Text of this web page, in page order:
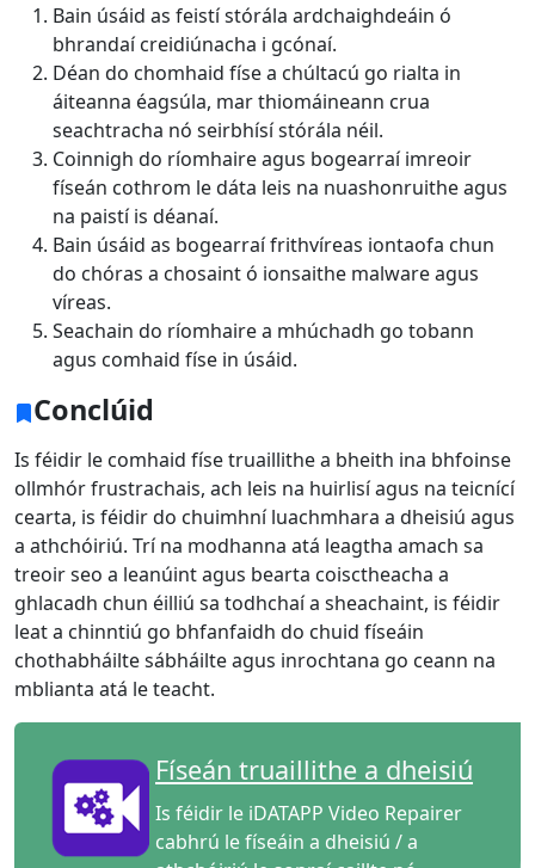
Bain úsáid as feistí stórála ardchaighdeáin ó
bhrandaí creidiúnacha i gcónaí.
Déan do chomhaid físe a chúltacú go rialta in
áiteanna éagsúla, mar thiomáineann crua
seachtracha nó seirbhísí stórála néil.
Coinnigh do ríomhaire agus bogearraí imreoir
físeán cothrom le dáta leis na nuashonruithe agus
na paistí is déanaí.
Bain úsáid as bogearraí frithvíreas iontaofa chun
do chóras a chosaint ó ionsaithe malware agus
víreas.
Seachain do ríomhaire a mhúchadh go tobann
agus comhaid físe in úsáid.
Conclúid
Is féidir le comhaid físe truaillithe a bheith ina bhfoinse
ollmhór frustrachais, ach leis na huirlisí agus na teicnící
cearta, is féidir do chuimhní luachmhara a dheisiú agus
a athchóiriú. Trí na modhanna atá leagtha amach sa
treoir seo a leanúint agus bearta coisctheacha a
ghlacadh chun éilliú sa todhchaí a sheachaint, is féidir
leat a chinntiú go bhfanfaidh do chuid físeáin
chothabháilte sábháilte agus inrochtana go ceann na
mblianta atá le teacht.
Físeán truaillithe a dheisiú
Is féidir le iDATAPP Video Repairer
cabhrú le físeáin a dheisiú / a